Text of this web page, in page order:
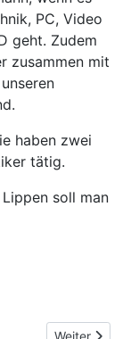
PC, Video
geht. Zudem
zusammen mit
haben zwei
tätig.
soll man
Nächster
Weiter